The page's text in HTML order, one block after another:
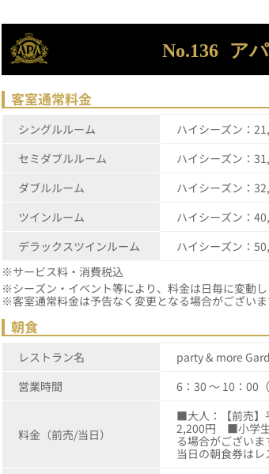
No.136 ア
客室通常料金
シングルルーム
ハイシーズン：
セミダブルルーム
ハイシーズン：
ダブルルーム
ハイシーズン：
ツインルーム
ハイシーズン：
デラックスツインルーム
ハイシーズン：
※サービス料・消費税込
※シーズン・イベント等
※客室通常料金は予告なく変更となる場合がございま
朝食
レストラン名
party & more
営業時間
6：30 ～ 10：00
料金（前売/当日）
■大人：【前売】
2,200円 ■小学
る場合がござい
当日の朝食券はレ